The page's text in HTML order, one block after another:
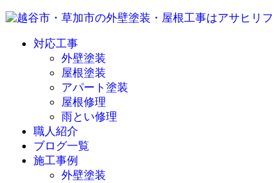
対応工事
外壁塗装
屋根塗装
アパート塗装
屋根修理
雨とい修理
職人紹介
ブログ一覧
施工事例
外壁塗装